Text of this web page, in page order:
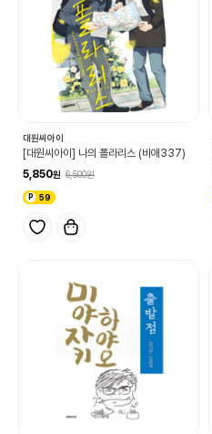
대원씨아이
[대원씨아이] 나의 폴라리스 (비애337)
5,850
6,500
59